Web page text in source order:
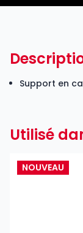
Support en
Utilisé
NOUVEAU